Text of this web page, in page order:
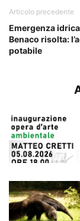
Articolo precedente
Emergenza
Benaco risolta:
potabile